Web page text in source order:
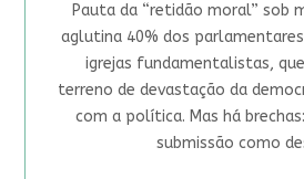
Pauta da “retidão moral” sob
aglutina 40% dos
igrejas fundamentalistas,
terreno de devastação da
com a política. Mas há
submissão como